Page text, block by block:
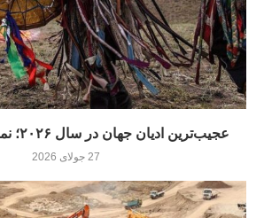
عجیب‌ترین ادیان جهان در سال ۲۰۲۶؛ نمایانگر تنوع بشری
27 جولای 2026